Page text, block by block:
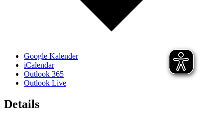
Google Kalender
iCalendar
Outlook 365
Outlook Live
Details